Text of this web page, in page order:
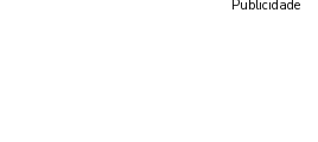
Publicidade